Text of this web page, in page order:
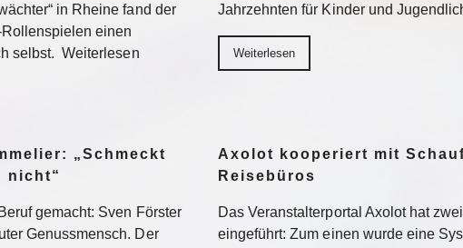
in Rheine fand der
Rollenspielen einen
selbst. Weiterlesen
Jahrzehnten für Kinder und
Weiterlesen
„Schmeckt
nicht“
gemacht: Sven Förster
Genussmensch. Der
Axolot kooperiert mit
Reisebüros
Das Veranstalterportal Axolot hat
eingeführt: Zum einen wurde eine